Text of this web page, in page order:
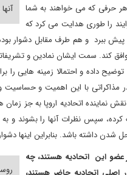
هر حرفی که می خواهند به شما
را طوری هدایت می کرد که
پیش ببرد و هم طرف مقابل دشوار
کند. سمت ایشان نمادین و
داده و احتمالا زمینه هایی را
مذاکراتی با این اهمیت و
نماینده اتحادیه اروپا به جز
سپس نظرات آنها را بشوند و به
داشته باشد. بنابراین اینها
عضو این اتحادیه هستند، چه